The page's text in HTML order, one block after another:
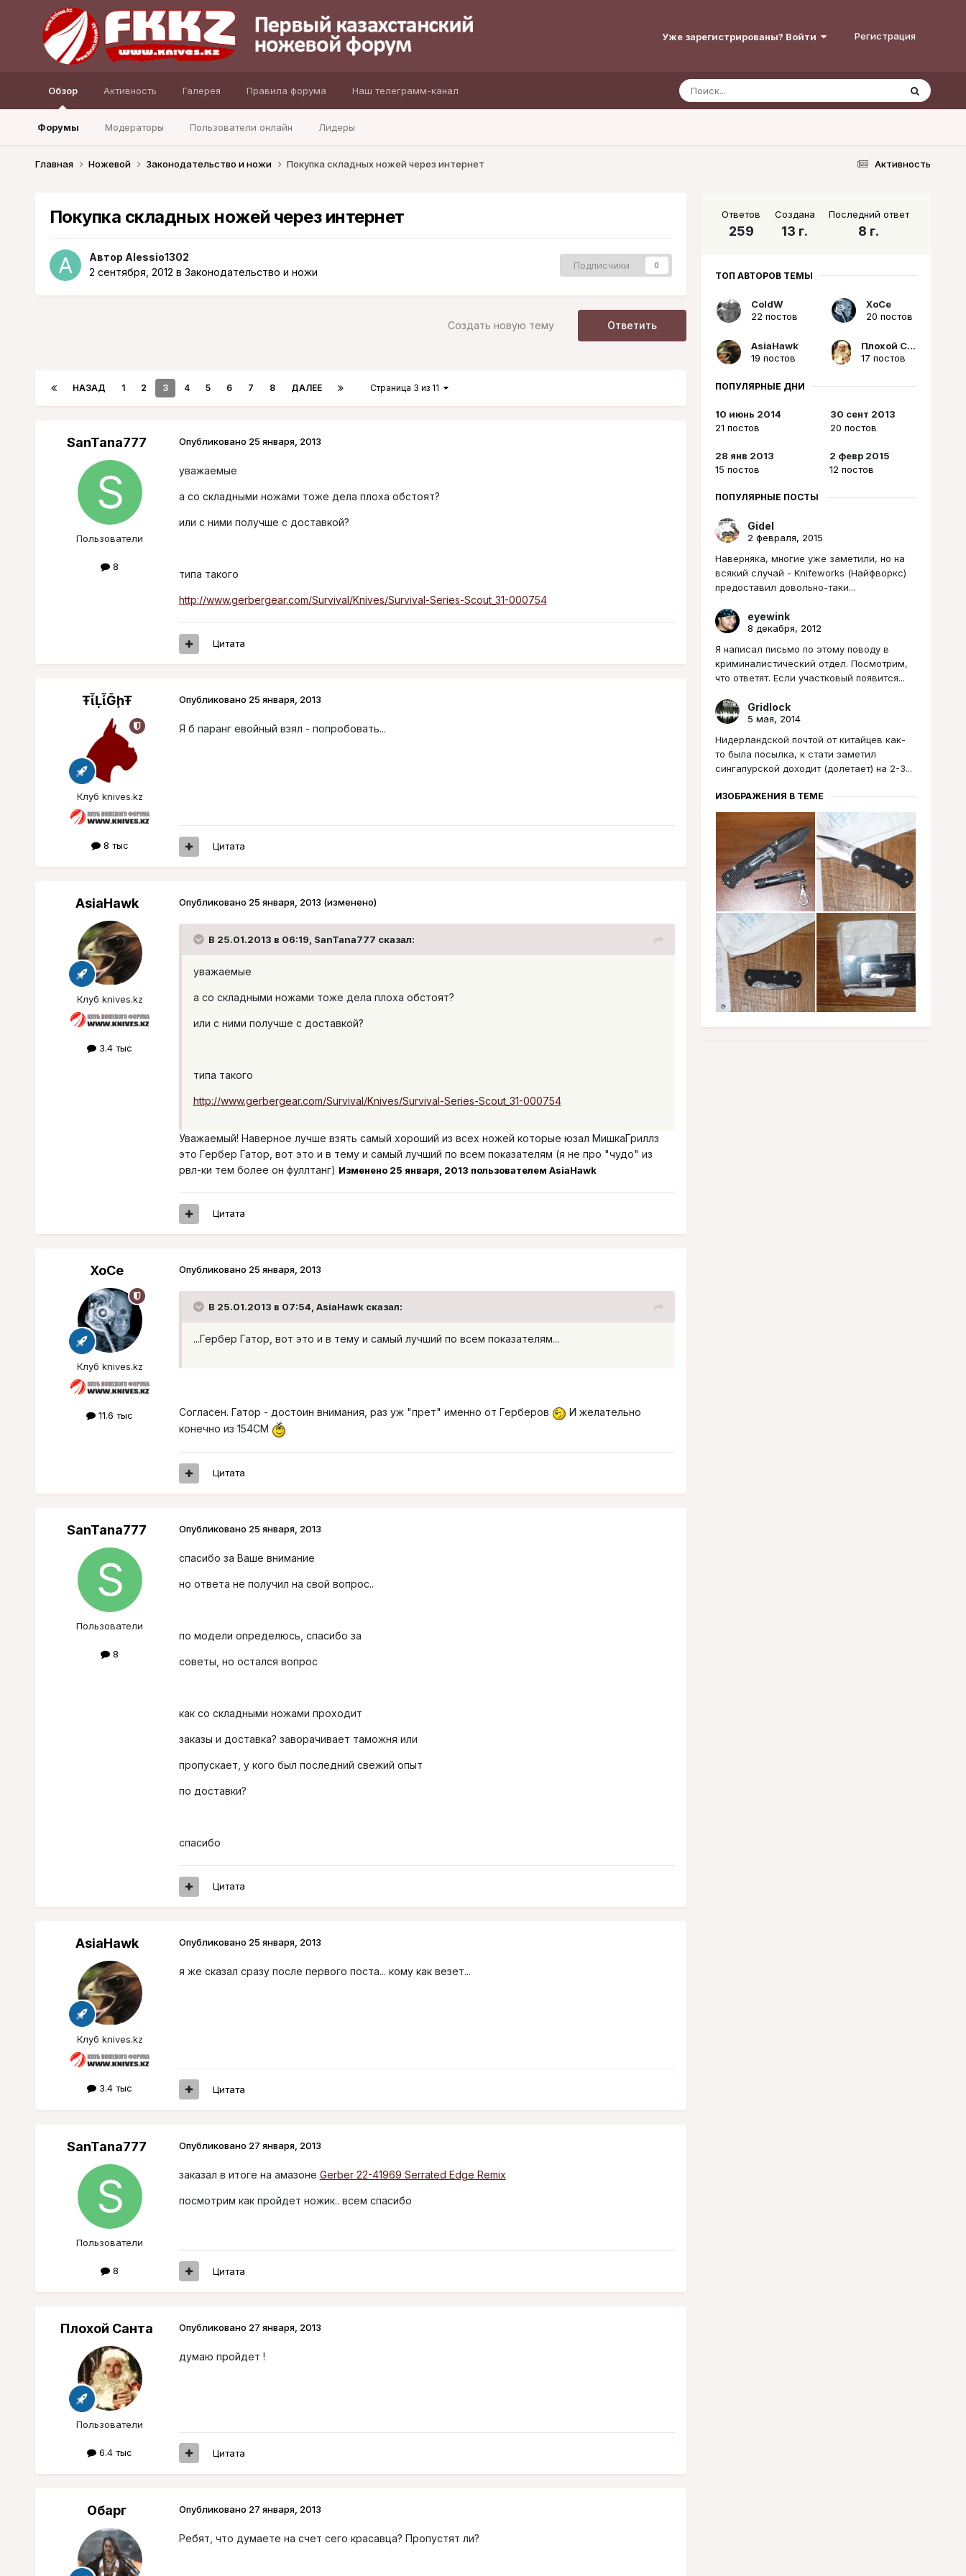
Уже зарегистрированы? Войти Регистрация
Обзор
Форумы Модераторы Пользователи онлайн Лидеры
Активность Галерея Правила форума Наш телеграмм-канал
Активность
Главная Ножевой Законодательство и ножи Покупка складных ножей через интернет
Покупка складных ножей через интернет
Автор Alessio1302
2 сентября, 2012 в Законодательство и ножи
Подписчики 0
Ответить
Создать новую тему
НАЗАД 1 2 3 4 5 6 7 8 ДАЛЕЕ Страница 3 из 11
SanTana777
Пользователи
8
Опубликовано 25 января, 2013
уважаемые
а со складными ножами тоже дела плоха обстоят?
или с ними получше с доставкой?
типа такого
http://www.gerbergear.com/Survival/Knives/Survival-Series-Scout_31-000754
Цитата
ŦᾡἷḶἷḠḩŦ
Клуб knives.kz
8 тыс
Опубликовано 25 января, 2013
Я б паранг евойный взял - попробовать...
Цитата
AsiaHawk
Клуб knives.kz
3.4 тыс
Опубликовано 25 января, 2013 (изменено)
В 25.01.2013 в 06:19, SanTana777 сказал:
уважаемые
а со складными ножами тоже дела плоха обстоят?
или с ними получше с доставкой?
типа такого
http://www.gerbergear.com/Survival/Knives/Survival-Series-Scout_31-000754
Уважаемый! Наверное лучше взять самый хороший из всех ножей которые юзал МишкаГриллз
это Гербер Гатор, вот это и в тему и самый лучший по всем показателям (я не про "чудо" из
рвл-ки тем более он фуллтанг) Изменено 25 января, 2013 пользователем AsiaHawk
Цитата
XoCe
Клуб knives.kz
11.6 тыс
Опубликовано 25 января, 2013
В 25.01.2013 в 07:54, AsiaHawk сказал:
...Гербер Гатор, вот это и в тему и самый лучший по всем показателям...
Согласен. Гатор - достоин внимания, раз уж "прет" именно от Герберов
И желательно
конечно из 154СМ
Цитата
SanTana777
Пользователи
8
Опубликовано 25 января, 2013
спасибо за Ваше внимание
но ответа не получил на свой вопрос..
по модели определюсь, спасибо за
советы, но остался вопрос
как со складными ножами проходит
заказы и доставка? заворачивает таможня или
пропускает, у кого был последний свежий опыт
по доставки?
спасибо
Цитата
AsiaHawk
Клуб knives.kz
3.4 тыс
Опубликовано 25 января, 2013
я же сказал сразу после первого поста... кому как везет...
Цитата
SanTana777
Пользователи
8
Опубликовано 27 января, 2013
заказал в итоге на амазоне Gerber 22-41969 Serrated Edge Remix
посмотрим как пройдет ножик.. всем спасибо
Цитата
Плохой Санта
Пользователи
6.4 тыс
Опубликовано 27 января, 2013
думаю пройдет !
Цитата
Обарг Опубликовано 27 января, 2013
Ребят, что думаете на счет сего красавца? Пропустят ли?
Ответов
259
Создана
13 г.
Последний ответ
8 г.
ТОП АВТОРОВ ТЕМЫ
ColdW
22 постов
XoCe
20 постов
AsiaHawk
19 постов
Плохой Санта
17 постов
ПОПУЛЯРНЫЕ ДНИ
10 июнь 2014
21 постов
30 сент 2013
20 постов
28 янв 2013
15 постов
2 февр 2015
12 постов
ПОПУЛЯРНЫЕ ПОСТЫ
Gidel
2 февраля, 2015
Наверняка, многие уже заметили, но на
всякий случай - Knifeworks (Найфворкс)
предоставил довольно-таки...
eyewink
8 декабря, 2012
Я написал письмо по этому поводу в
криминалистический отдел. Посмотрим,
что ответят. Если участковый появится...
Gridlock
5 мая, 2014
Нидерландской почтой от китайцев как-
то была посылка, к стати заметил
сингапурской доходит (долетает) на 2-3...
ИЗОБРАЖЕНИЯ В ТЕМЕ